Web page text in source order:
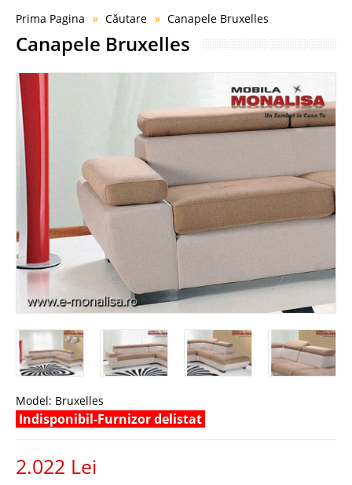
Prima Pagina Căutare Canapele Bruxelles
Canapele Bruxelles
Model: Bruxelles
Indisponibil-Furnizor delistat
2.022 Lei